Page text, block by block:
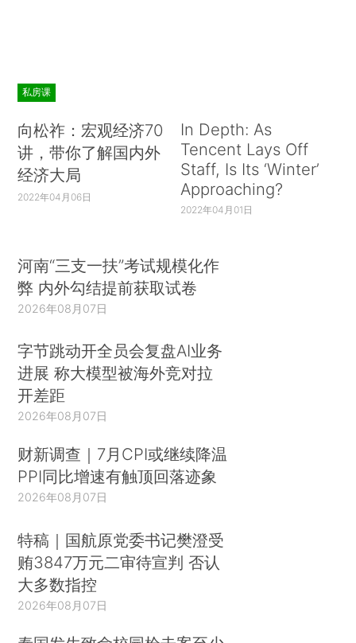
私房课
向松祚：宏观经济70
讲，带你了解国内外
经济大局
2022年04月06日
In Depth: As
Tencent Lays Off
Staff, Is Its ‘Winter’
Approaching?
2022年04月01日
河南“三支一扶”考试规模化作
弊 内外勾结提前获取试卷
2026年08月07日
字节跳动开全员会复盘AI业务
进展 称大模型被海外竞对拉
开差距
2026年08月07日
财新调查｜7月CPI或继续降温
PPI同比增速有触顶回落迹象
2026年08月07日
特稿｜国航原党委书记樊澄受
贿3847万元二审待宣判 否认
大多数指控
2026年08月07日